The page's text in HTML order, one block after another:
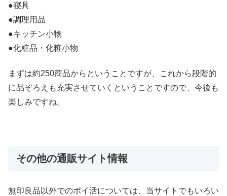
●寝具
●調理用品
●キッチン小物
●化粧品・化粧小物
まずは約250商品からということですが、これから段階的
に品ぞろえも充実させていくということですので、今後も
楽しみですね。
その他の通販サイト情報
無印良品以外でのポイ活については、当サイトでもいろい